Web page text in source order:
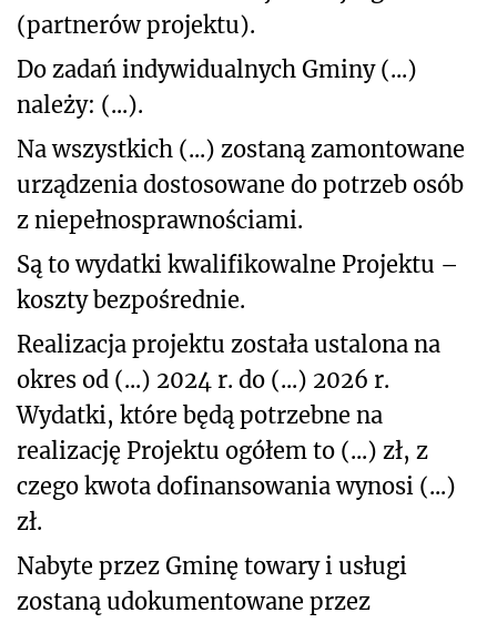
(partnerów projektu).
Do zadań indywidualnych Gminy (...)
należy: (...).
Na wszystkich (...) zostaną zamontowane
urządzenia dostosowane do potrzeb osób
z niepełnosprawnościami.
Są to wydatki kwalifikowalne Projektu –
koszty bezpośrednie.
Realizacja projektu została ustalona na
okres od (...) 2024 r. do (...) 2026 r.
Wydatki, które będą potrzebne na
realizację Projektu ogółem to (...) zł, z
czego kwota dofinansowania wynosi (...)
zł.
Nabyte przez Gminę towary i usługi
zostaną udokumentowane przez